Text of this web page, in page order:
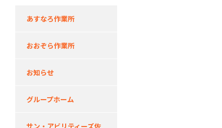
あすなろ作業所
おおぞら作業所
お知らせ
グループホーム
サン・アビリティーズ佐